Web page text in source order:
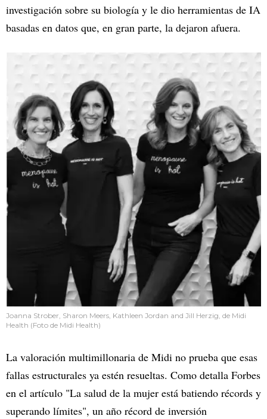
investigación sobre su biología y le dio herramientas de IA
basadas en datos que, en gran parte, la dejaron afuera.
Joanna Strober, Sharon Meers, Kathleen Jordan and Jill Herzig, de Midi
Health (Foto de Midi Health)
La valoración multimillonaria de Midi no prueba que esas
fallas estructurales ya estén resueltas. Como detalla Forbes
en el artículo "La salud de la mujer está batiendo récords y
superando límites", un año récord de inversión